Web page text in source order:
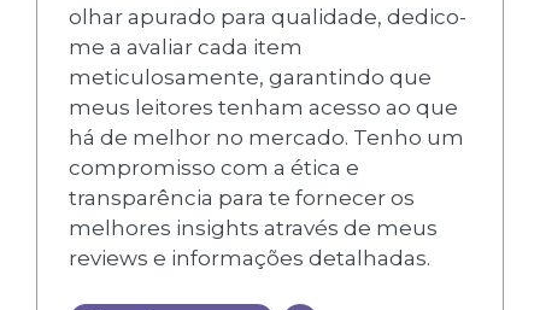
olhar apurado para qualidade, dedico-
me a avaliar cada item
meticulosamente, garantindo que
meus leitores tenham acesso ao que
há de melhor no mercado. Tenho um
compromisso com a ética e
transparência para te fornecer os
melhores insights através de meus
reviews e informações detalhadas.